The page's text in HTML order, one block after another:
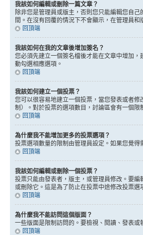
我該如何編輯或刪除一篇文章？
除非您是管理員或版主，否則您只能編輯您自己
間。在沒有回覆的情況下不會顯示，在管理員
回頂端
我該如何在我的文章後增加簽名？
您必須先建立一個簽名檔後才能在文章中增加
動勾選相應選項。
回頂端
我該如何建立一個投票？
您可以很容易地建立一個投票，當您發表或者
制）。對於投票的選項數目，討論區會有一個限
回頂端
為什麼我不能增加更多的投票選項？
投票選項數量的限制由管理員設定。如果您覺
回頂端
我該如何編輯或刪除一個投票？
投票只能由發表者，版主，或管理員修改。要
或刪除它。這是為了防止在投票中途修改投票選
回頂端
為什麼我不能訪問這個版面？
一些版面是限制訪問的。要檢視、閱讀、發表
回頂端